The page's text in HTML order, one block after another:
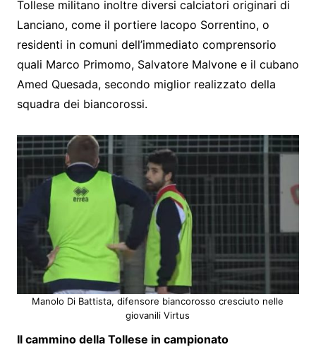
Tollese militano inoltre diversi calciatori originari di
Lanciano, come il portiere Iacopo Sorrentino, o
residenti in comuni dell’immediato comprensorio
quali Marco Primomo, Salvatore Malvone e il cubano
Amed Quesada, secondo miglior realizzato della
squadra dei biancorossi.
Manolo Di Battista, difensore biancorosso cresciuto nelle
giovanili Virtus
Il cammino della Tollese in campionato